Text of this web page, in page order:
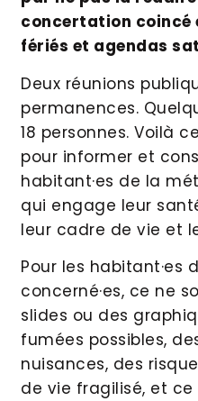
concertation coincé
fériés et agendas
Deux réunions
permanences.
18 personnes. Voilà
pour informer et
habitant·es de la
qui engage leur
leur cadre de vie et
Pour les habitant·es
concerné·es, ce ne
slides ou des
fumées possibles,
nuisances, des
de vie fragilisé, et